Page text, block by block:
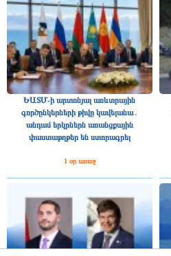
ԵԱՏՄ-ի արտոնյալ առևտրային
գործընկերների թիվը կավելանա․
անդամ երկրներն առանցքային
փաստաթղթեր են ստորագրել
1 օր առաջ